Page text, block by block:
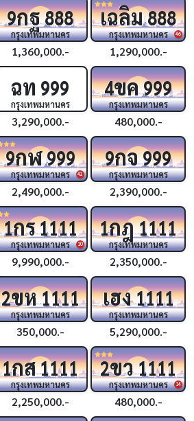
9กฐ888
กรุงเทพมหานคร
1,360,000.-
46
เฉลิม888
กรุงเทพมหานคร
1,290,000.-
ฉท 999
กรุงเทพมหานคร
3,290,000.-
4ขค999
กรุงเทพมหานคร
480,000.-
42
9กฬ999
กรุงเทพมหานคร
2,490,000.-
9กจ999
กรุงเทพมหานคร
2,390,000.-
10
1กร1111
กรุงเทพมหานคร
9,990,000.-
1กฎ1111
กรุงเทพมหานคร
2,350,000.-
2ขห1111
กรุงเทพมหานคร
350,000.-
เฮง1111
กรุงเทพมหานคร
5,290,000.-
1กส1111
กรุงเทพมหานคร
2,250,000.-
14
2ขว1111
กรุงเทพมหานคร
480,000.-